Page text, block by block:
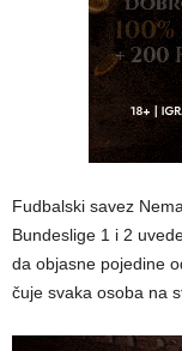
Fudbalski savez
Bundeslige 1 i 2
da objasne pojedine
čuje svaka osoba na